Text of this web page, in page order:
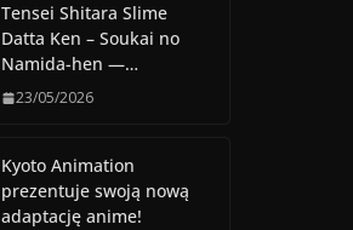
Tensei Shitara Slime
Datta Ken – Soukai no
Namida-hen —…
23/05/2026
Kyoto Animation
prezentuje swoją nową
adaptację anime!